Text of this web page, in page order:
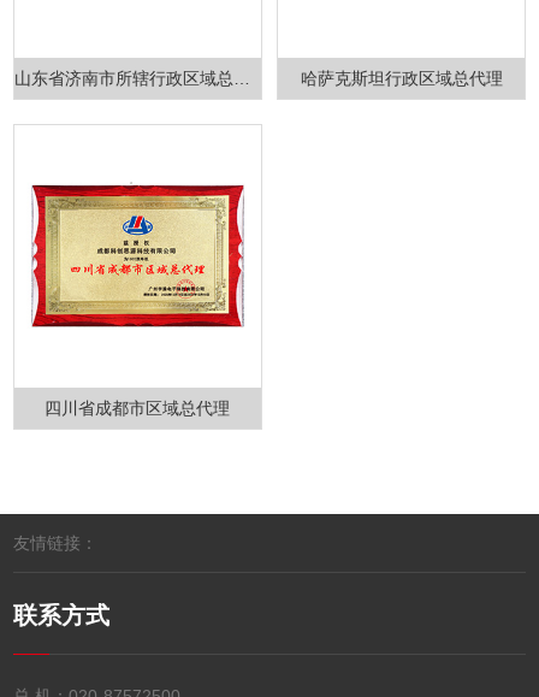
哈萨克斯坦行政区域总代理
四川省成都市区域总代理
友情链接：
联系方式